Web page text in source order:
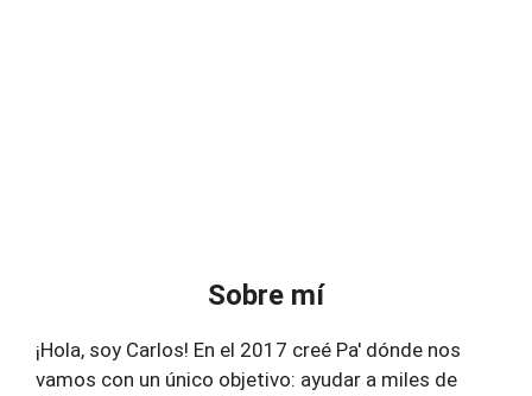
Sobre mí
¡Hola, soy Carlos! En el 2017 creé Pa' dónde nos
vamos con un único objetivo: ayudar a miles de